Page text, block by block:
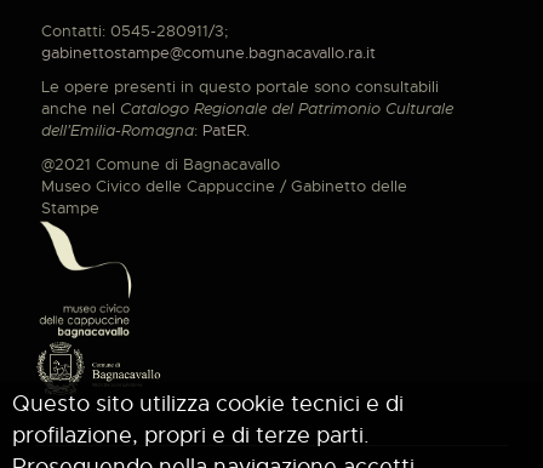
Contatti: 0545-280911/3;
gabinettostampe@comune.bagnacavallo.ra.it
Le opere presenti in questo portale sono consultabili
anche nel Catalogo Regionale del Patrimonio Culturale
dell'Emilia-Romagna: PatER.
@2021 Comune di Bagnacavallo
Museo Civico delle Cappuccine / Gabinetto delle
Stampe
Questo sito utilizza cookie tecnici e di
profilazione, propri e di terze parti.